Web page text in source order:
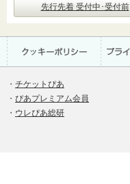
先行先着 受付中･受付前
・ チケットぴあ
・ ぴあプレミアム会員
・ ウレぴあ総研